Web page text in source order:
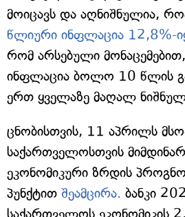
მოიცავს და აღნიშნულია,
წლიური ინფლაცია 12,8%-
რომ არსებული
ინფლაცია ბოლო 10 წლის
ერთ ყველაზე მაღალ
ცნობისთვის, 11 აპრილს
საქართველოსთვის
ეკონომიკური ზრდის
პუნქტით შეამცირა. ბანკი